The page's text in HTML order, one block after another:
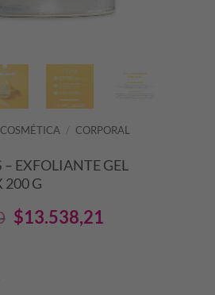
/ CORPORAL
EXFOLIANTE GEL
200 G
El
$13.538,21